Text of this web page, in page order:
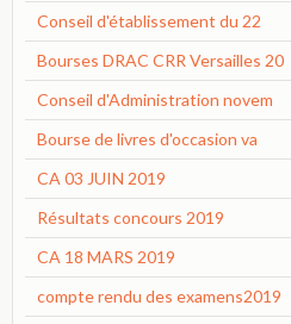
Conseil d'établissement du 22
Bourses DRAC CRR Versailles 20
Conseil d'Administration novem
Bourse de livres d'occasion va
CA 03 JUIN 2019
Résultats concours 2019
CA 18 MARS 2019
compte rendu des examens2019